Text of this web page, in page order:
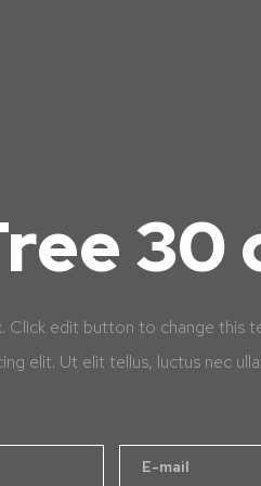
30
Click edit button to change this
elit. Ut elit tellus, luctus nec